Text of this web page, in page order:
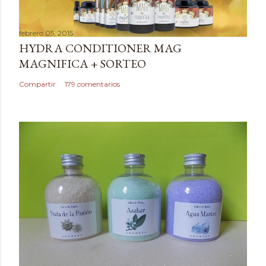
a
r
u
n
c
o
febrero 05, 2015
HYDRA CONDITIONER MAG
MAGNIFICA + SORTEO
Compartir 179 comentarios